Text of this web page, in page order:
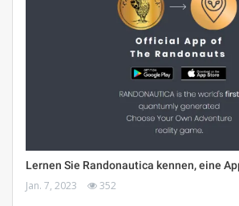
Lernen Sie Randonautica kennen, eine
Jan. 7, 2023 352